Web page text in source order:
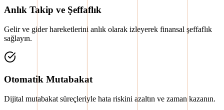
Anlık Takip ve Şeffaflık
Gelir ve gider hareketlerini anlık olarak izleyerek finansal şeffaflık
sağlayın.
Otomatik Mutabakat
Dijital mutabakat süreçleriyle hata riskini azaltın ve zaman kazanın.